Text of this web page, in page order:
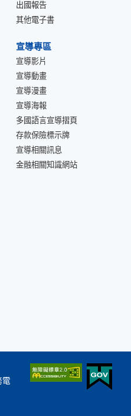
出國報告
其他電子書
宣導專區
宣導影片
宣導動畫
宣導漫畫
宣導海報
多國語言宣導摺頁
存款保險標示牌
宣導相關訊息
金融相關知識網站